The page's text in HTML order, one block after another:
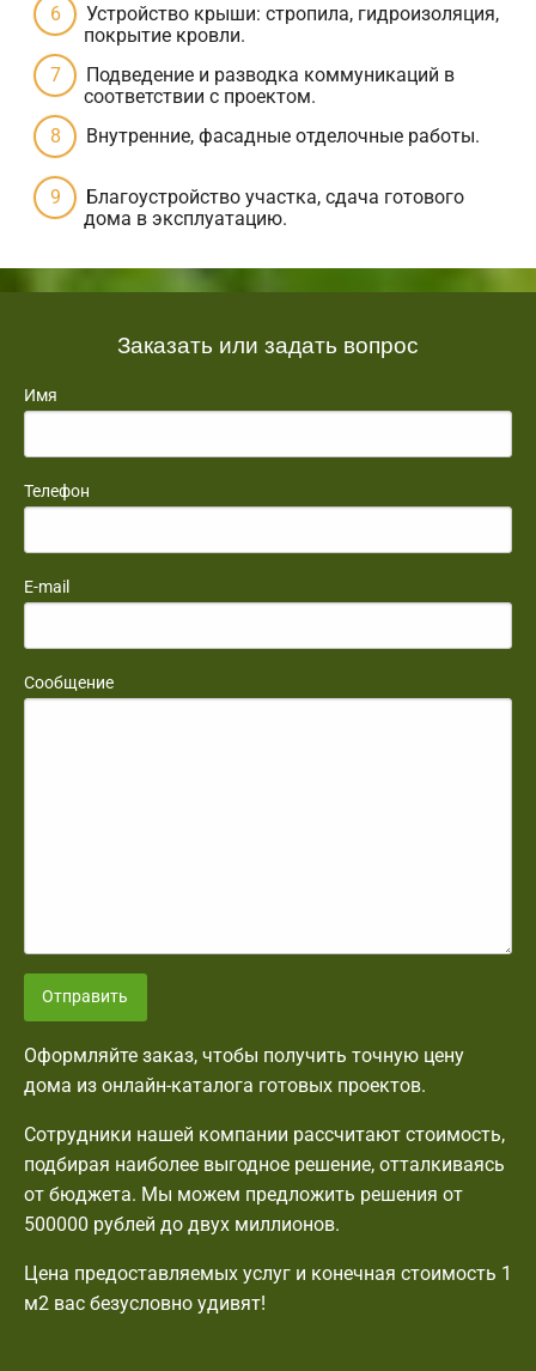
Устройство крыши: стропила, гидроизоляция,
покрытие кровли.
Подведение и разводка коммуникаций в
соответствии с проектом.
Внутренние, фасадные отделочные работы.
Благоустройство участка, сдача готового
дома в эксплуатацию.
Заказать или задать вопрос
Имя
Телефон
E-mail
Сообщение
Отправить
Оформляйте заказ, чтобы получить точную цену
дома из онлайн-каталога готовых проектов.
Сотрудники нашей компании рассчитают стоимость,
подбирая наиболее выгодное решение, отталкиваясь
от бюджета. Мы можем предложить решения от
500000 рублей до двух миллионов.
Цена предоставляемых услуг и конечная стоимость 1
м2 вас безусловно удивят!